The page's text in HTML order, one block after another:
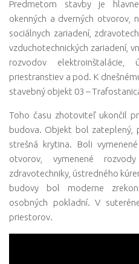
Predmetom stavby je
okenných a dverných otvorov,
sociálnych zariadení,
vzduchotechnických zariadení,
rozvodov
priestranstiev a pod. K
stavebný objekt 03 –
Toho času zhotoviteľ ukončil
budova. Objekt bol zateplený,
strešná krytina. Boli
otvorov, vymenené
zdravotechniky, ústredného
budovy bol moderne
osobných pokladní. V
priestorov.